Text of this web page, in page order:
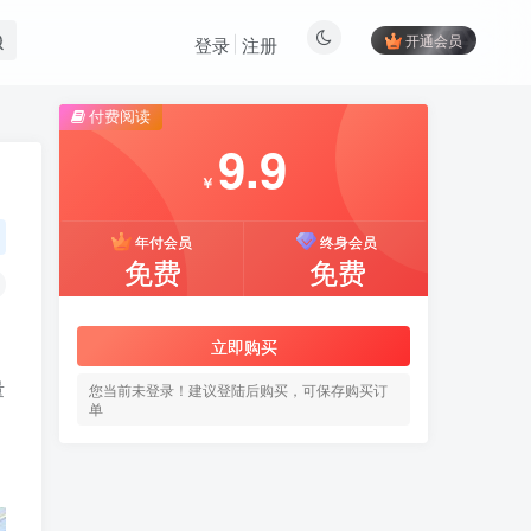
开通会员
登录 注册
付费阅读
￥ 9.9
年付会员
免费
终身会员
免费
立即购买
您当前未登录！建议登陆后购买，可保存购买订
单